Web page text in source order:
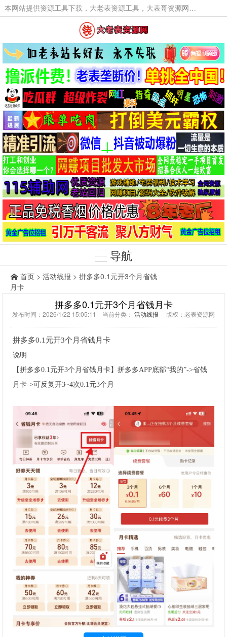
本网站提供资源工具下载，大老表资源工具，大表哥资源网软件工具，大老表资源下载，活动线报福利资源分享,活动线报，大型网游经典游戏，网络热门技术游戏辅助交流与分享。
导航
首页 > 活动线报 > 拼多多0.1元开3个月省钱
月卡
拼多多0.1元开3个月省钱月卡
发布时间：2026/1/22 15:05:11 当前分类： 活动线报 版权：老表资源网
拼多多0.1元开3个月省钱月卡
说明
【拼多多0.1元开3个月省钱月卡】拼多多APP底部“我的”->省钱
月卡->可反复开3~4次0.1元3个月